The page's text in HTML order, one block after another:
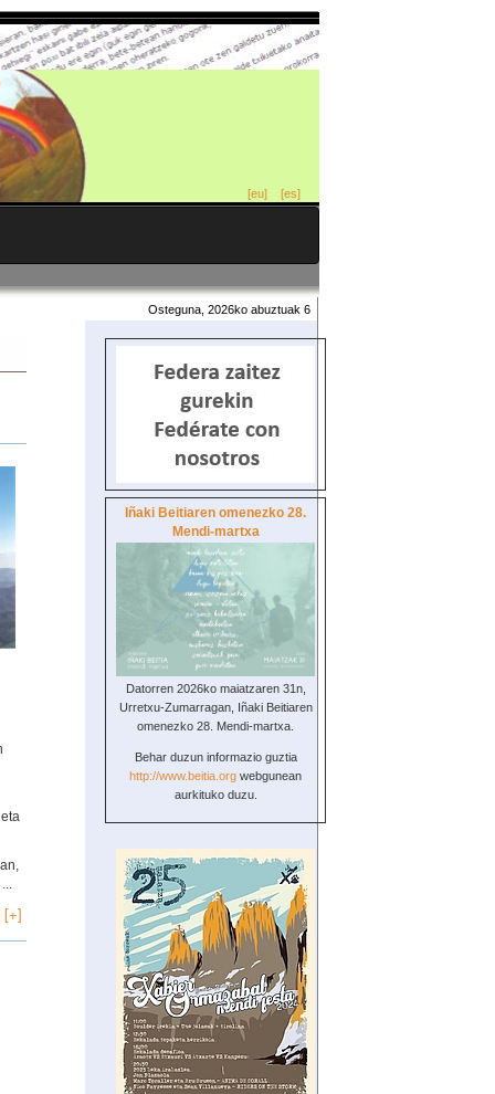
[eu] [es]
Osteguna, 2026ko abuztuak 6
Iñaki Beitiaren omenezko 28.
Mendi-martxa
Datorren 2026ko maiatzaren 31n,
Urretxu-Zumarragan, Iñaki Beitiaren
omenezko 28. Mendi-martxa.
Behar duzun informazio guztia
http://www.beitia.org webgunean
aurkituko duzu.
[+]